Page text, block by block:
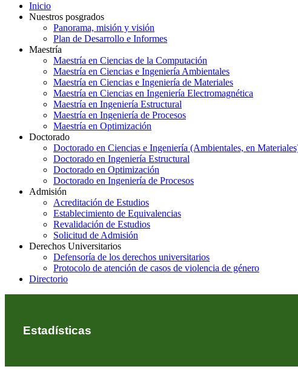
Inicio
Nuestros posgrados
Panorama, misión y visión
Plan de Desarrollo e Informes
Maestría
Maestría en Ciencias de la Computación
Maestría en Ciencias e Ingeniería Ambientales
Maestría en Ciencias e Ingeniería de Materiales
Maestría en Ciencias en Ingeniería Electromagnética
Maestría en Ingeniería Estructural
Maestría en Ingeniería de Procesos
Maestría en Optimización
Doctorado
Doctorado en Ciencias e Ingeniería (Ambientales, en
Doctorado en Ingeniería Estructural
Doctorado en Optimización
Doctorado en Ingeniería de Procesos
Admisión
Acreditación de Estudios
Establecimiento de Equivalencias
Revalidación de Estudios
Solicitud de Admisión
Derechos Universitarios
Defensoría de los derechos universitarios
Protocolo de atención de casos de violencia de género
Directorio
Estadísticas